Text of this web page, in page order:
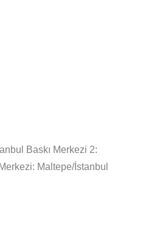
Baskı Merkezi 2:
Maltepe/İstanbul